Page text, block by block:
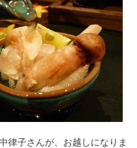
律子さんが、お越しになりま